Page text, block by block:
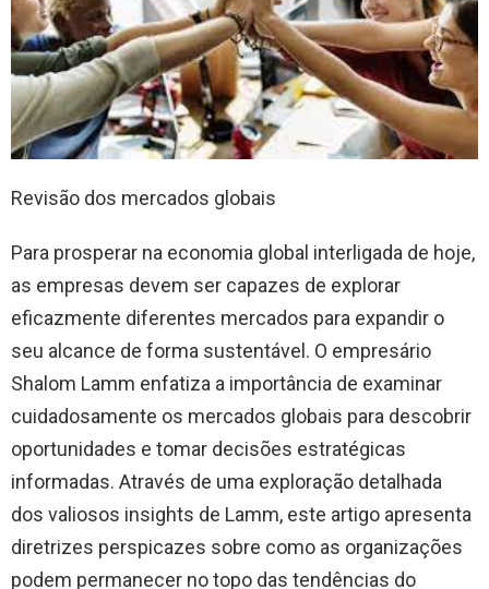
Revisão dos mercados globais
Para prosperar na economia global interligada de hoje,
as empresas devem ser capazes de explorar
eficazmente diferentes mercados para expandir o
seu alcance de forma sustentável. O empresário
Shalom Lamm enfatiza a importância de examinar
cuidadosamente os mercados globais para descobrir
oportunidades e tomar decisões estratégicas
informadas. Através de uma exploração detalhada
dos valiosos insights de Lamm, este artigo apresenta
diretrizes perspicazes sobre como as organizações
podem permanecer no topo das tendências do